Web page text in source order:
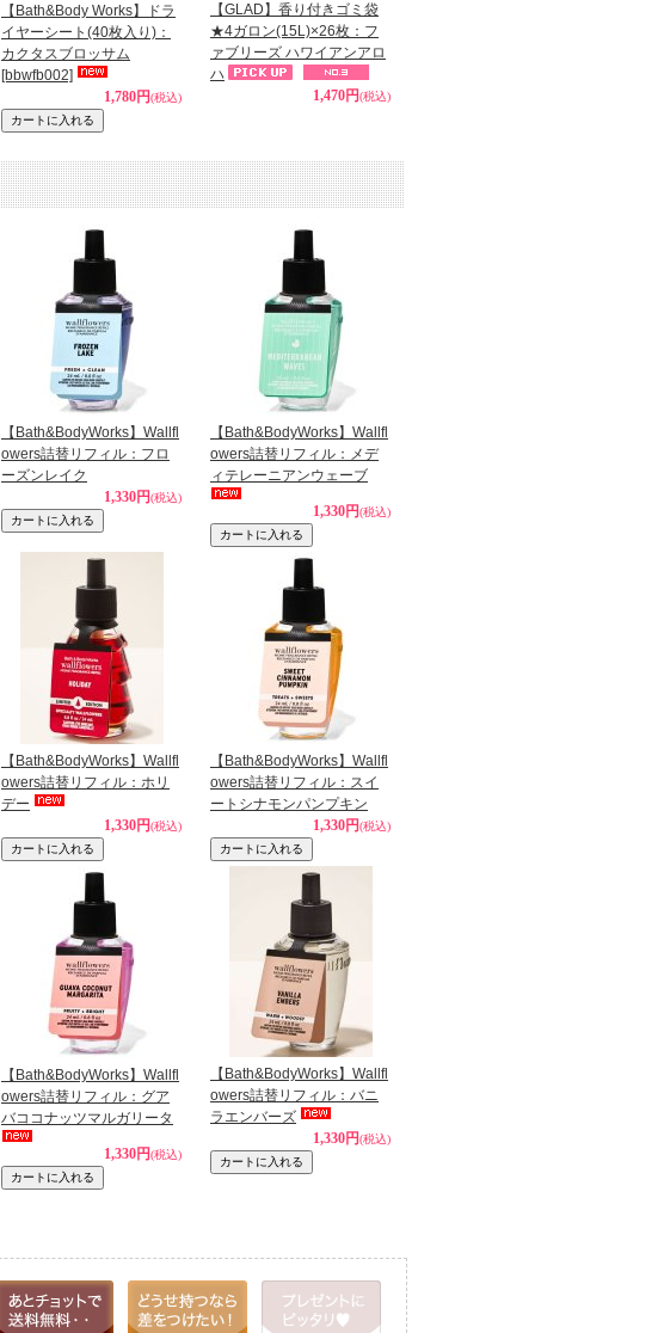
【Bath&Body Works】ドラ
イヤーシート(40枚入り)：
カクタスブロッサム
[bbwfb002]
1,780円(税込)
【GLAD】香り付きゴミ袋
★4ガロン(15L)×26枚：フ
ァブリーズ ハワイアンアロ
ハ
1,470円(税込)
【Bath&BodyWorks】Wallfl
owers詰替リフィル：フロ
ーズンレイク
1,330円(税込)
【Bath&BodyWorks】Wallfl
owers詰替リフィル：メデ
ィテレーニアンウェーブ
1,330円(税込)
【Bath&BodyWorks】Wallfl
owers詰替リフィル：ホリ
デー
1,330円(税込)
【Bath&BodyWorks】Wallfl
owers詰替リフィル：スイ
ートシナモンパンプキン
1,330円(税込)
【Bath&BodyWorks】Wallfl
owers詰替リフィル：グア
バココナッツマルガリータ
1,330円(税込)
【Bath&BodyWorks】Wallfl
owers詰替リフィル：バニ
ラエンバーズ
1,330円(税込)